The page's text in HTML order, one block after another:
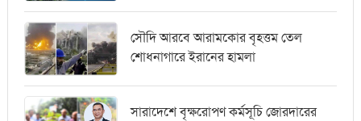
সৌদি আরবে আরামকোর বৃহত্তম তেল
শোধনাগারে ইরানের হামলা
সারাদেশে বৃক্ষরোপণ কর্মসূচি জোরদারের